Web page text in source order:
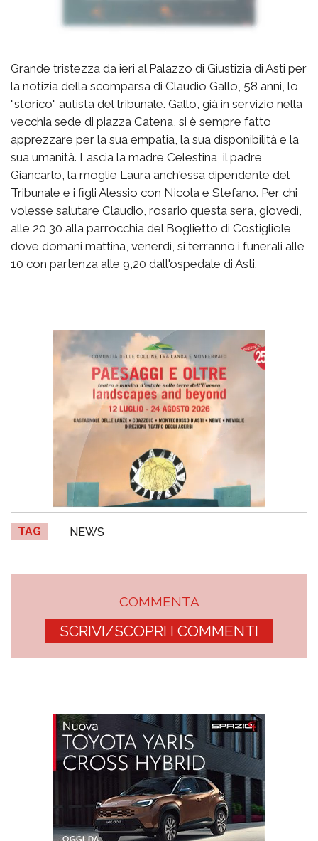
Grande tristezza da ieri al Palazzo di Giustizia di Asti per
la notizia della scomparsa di Claudio Gallo, 58 anni, lo
"storico" autista del tribunale. Gallo, già in servizio nella
vecchia sede di piazza Catena, si è sempre fatto
apprezzare per la sua empatia, la sua disponibilità e la
sua umanità. Lascia la madre Celestina, il padre
Giancarlo, la moglie Laura anch'essa dipendente del
Tribunale e i figli Alessio con Nicola e Stefano. Per chi
volesse salutare Claudio, rosario questa sera, giovedì,
alle 20,30 alla parrocchia del Boglietto di Costigliole
dove domani mattina, venerdì, si terranno i funerali alle
10 con partenza alle 9,20 dall'ospedale di Asti.
TAG NEWS
COMMENTA
SCRIVI/SCOPRI I COMMENTI